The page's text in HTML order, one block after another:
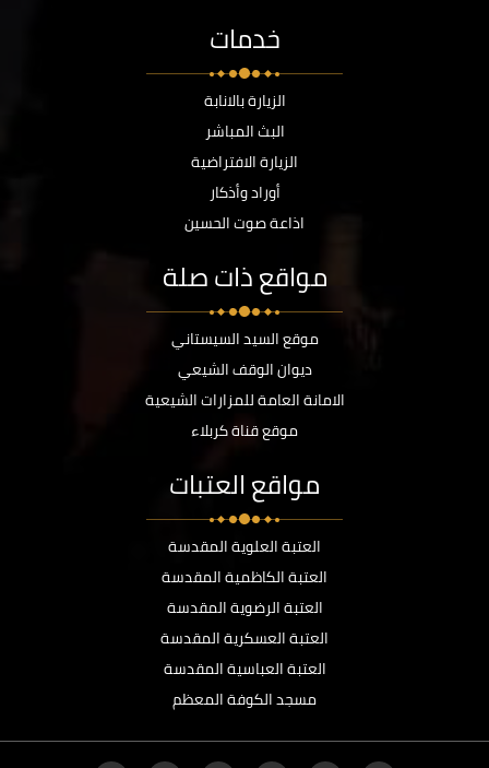
خدمات
الزيارة بالانابة
البث المباشر
الزيارة الافتراضية
أوراد وأذكار
اذاعة صوت الحسين
مواقع ذات صلة
موقع السيد السيستاني
ديوان الوقف الشيعي
الامانة العامة للمزارات الشيعية
موقع قناة كربلاء
مواقع العتبات
العتبة العلوية المقدسة
العتبة الكاظمية المقدسة
العتبة الرضوية المقدسة
العتبة العسكرية المقدسة
العتبة العباسية المقدسة
مسجد الكوفة المعظم